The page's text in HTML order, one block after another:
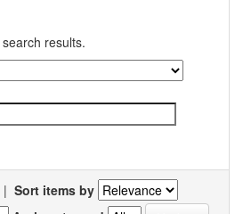
results.
| Sort items by